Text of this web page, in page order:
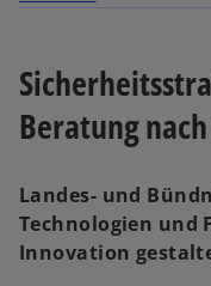
Beratung
Landes- und
Technologien und
Innovation